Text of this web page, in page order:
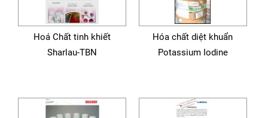
Hoá Chất tinh khiết
Sharlau-TBN
Hóa chất diệt khuẩn
Potassium Iodine